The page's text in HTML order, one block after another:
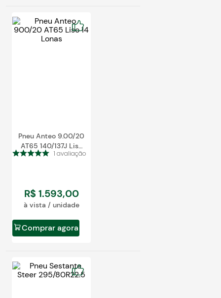
Pneu Anteo 9.00/20
AT65 140/137J Liso
14 Lonas
1 avaliação
R$ 1.593,00
à vista / unidade
Comprar agora